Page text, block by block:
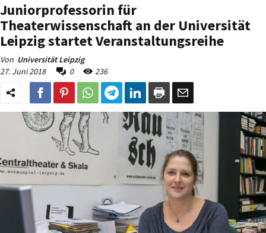
Juniorprofessorin für
Theaterwissenschaft an der Universität
Leipzig startet Veranstaltungsreihe
Von Universität Leipzig
27. Juni 2018
0 236